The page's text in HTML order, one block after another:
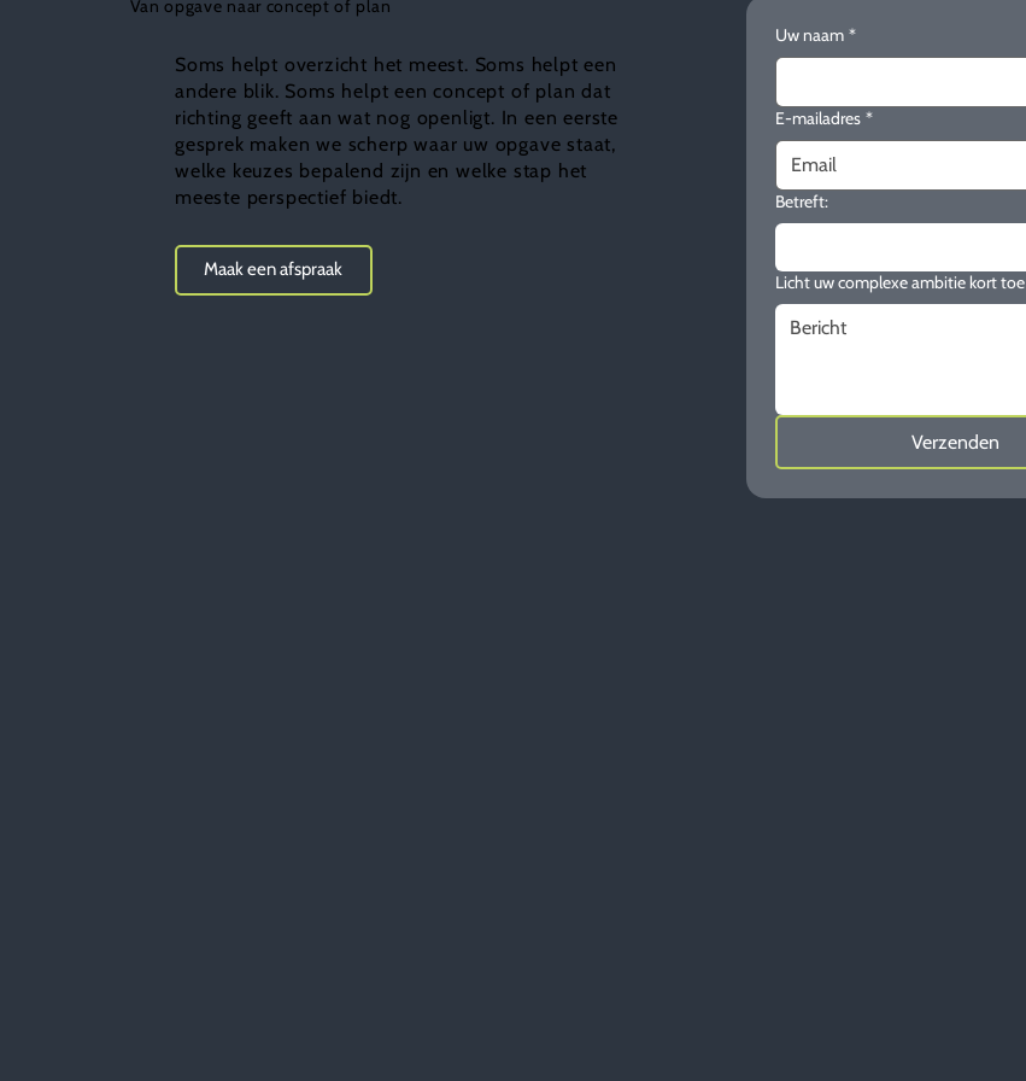
Van opgave naar concept of plan
Soms helpt overzicht het meest. Soms helpt een
andere blik. Soms helpt een concept of plan dat
richting geeft aan wat nog openligt. In een eerste
gesprek maken we scherp waar uw opgave staat,
welke keuzes bepalend zijn en welke stap het
meeste perspectief biedt.
Maak een afspraak
Uw naam *
E-mailadres *
Betreft:
Licht uw complexe ambitie kort toe
Verzenden